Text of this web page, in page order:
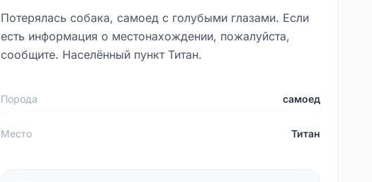
Потерялась собака, самоед с голубыми глазами. Если
есть информация о местонахождении, пожалуйста,
сообщите. Населённый пункт Титан.
Порода самоед
Место Титан